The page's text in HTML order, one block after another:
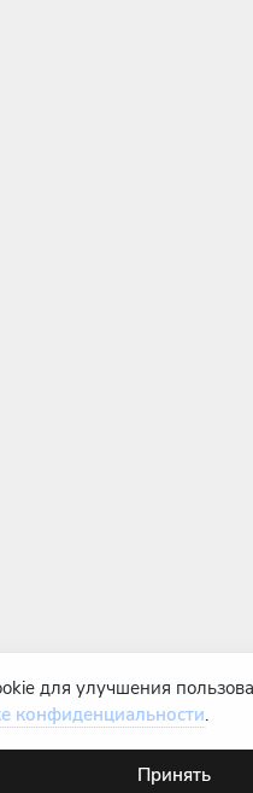
для улучшения
конфиденциальности.
Принять